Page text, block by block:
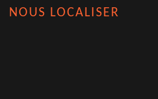
NOUS LOCALISER